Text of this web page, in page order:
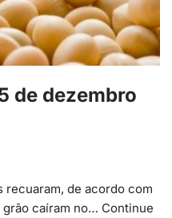
de dezembro
recuaram, de acordo com
grão caíram no… Continue